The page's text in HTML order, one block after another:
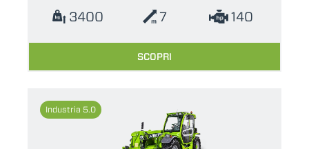
3400 7 140
SCOPRI
Industria 5.0